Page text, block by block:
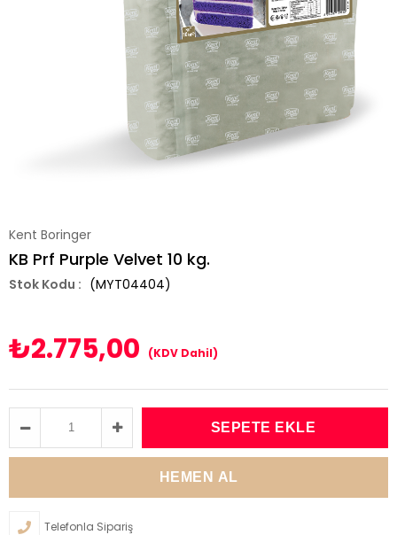
Kent Boringer
KB Prf Purple Velvet 10 kg.
(MYT04404)
₺2.775,00 (KDV Dahil)
Telefonla Sipariş